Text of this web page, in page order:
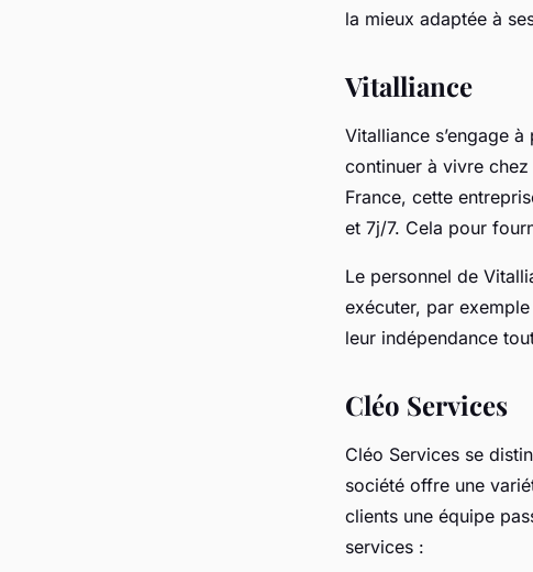
la mieux adaptée à
Vitalliance
Vitalliance s’engage
continuer à vivre chez
France, cette
et 7j/7. Cela pour
Le personnel de
exécuter, par
leur indépendance
Cléo Services
Cléo Services se
société offre une
clients une équipe
services :